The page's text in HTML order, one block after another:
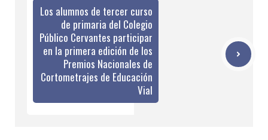
Los alumnos de tercer curso
de primaria del Colegio
Público Cervantes participar
en la primera edición de los
Premios Nacionales de
Cortometrajes de Educación
Vial